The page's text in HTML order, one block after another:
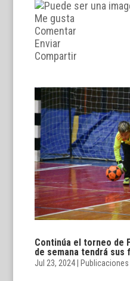
Me gusta
Comentar
Enviar
Compartir
Continúa el torneo de
de semana tendrá sus
Jul 23, 2024| Publicaciones